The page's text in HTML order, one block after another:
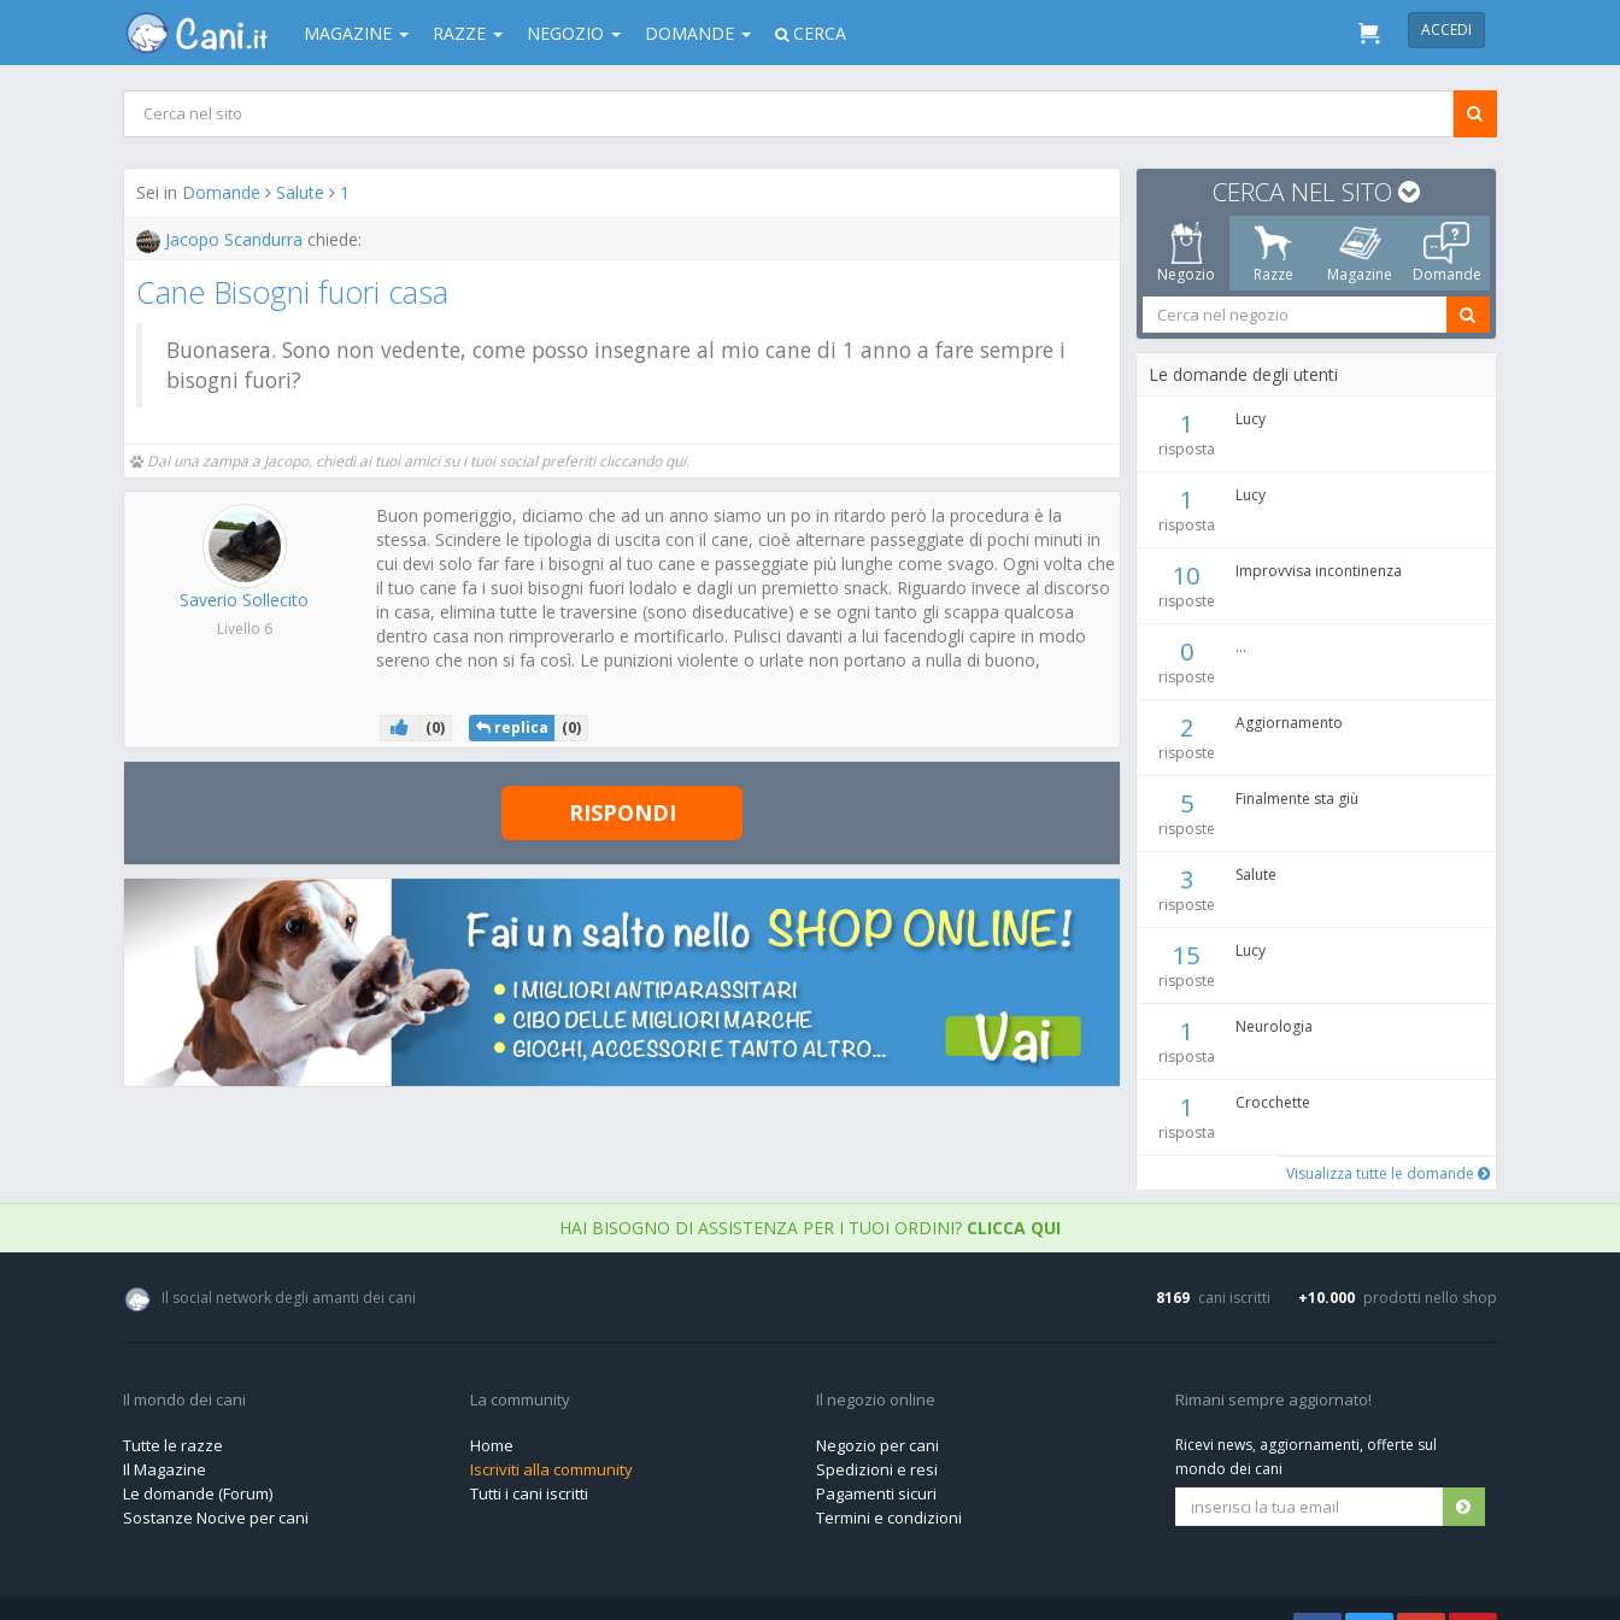
MAGAZINE RAZZE NEGOZIO DOMANDE CERCA ACCEDI
Sei in Domande Salute 1
Jacopo Scandurra chiede:
Cane Bisogni fuori casa
Buonasera. Sono non vedente, come posso insegnare al mio cane di 1 anno a fare sempre i
bisogni fuori?
Dai una zampa a Jacopo, chiedi ai tuoi amici su i tuoi social preferiti cliccando qui.
Saverio Sollecito
Livello 6
Buon pomeriggio, diciamo che ad un anno siamo un po in ritardo però la procedura è la
stessa. Scindere le tipologia di uscita con il cane, cioè alternare passeggiate di pochi minuti in
cui devi solo far fare i bisogni al tuo cane e passeggiate più lunghe come svago. Ogni volta che
il tuo cane fa i suoi bisogni fuori lodalo e dagli un premietto snack. Riguardo invece al discorso
in casa, elimina tutte le traversine (sono diseducative) e se ogni tanto gli scappa qualcosa
dentro casa non rimproverarlo e mortificarlo. Pulisci davanti a lui facendogli capire in modo
sereno che non si fa così. Le punizioni violente o urlate non portano a nulla di buono,
(0) replica (0)
RISPONDI
CERCA NEL SITO
Negozio Razze Magazine Domande
Le domande degli utenti
1
risposta
Lucy
1
risposta
Lucy
10
risposte
Improvvisa incontinenza
0
risposte
...
2
risposte
Aggiornamento
5
risposte
Finalmente sta giù
3
risposte
Salute
15
risposte
Lucy
1
risposta
Neurologia
1
risposta
Crocchette
Visualizza tutte le domande
HAI BISOGNO DI ASSISTENZA PER I TUOI ORDINI? CLICCA QUI
Il social network degli amanti dei cani 8169 cani iscritti +10.000 prodotti nello shop
Il mondo dei cani
Tutte le razze
Il Magazine
Le domande (Forum)
Sostanze Nocive per cani
La community
Home
Iscriviti alla community
Tutti i cani iscritti
Il negozio online
Negozio per cani
Spedizioni e resi
Pagamenti sicuri
Termini e condizioni
Rimani sempre aggiornato!
Ricevi news, aggiornamenti, offerte sul
mondo dei cani